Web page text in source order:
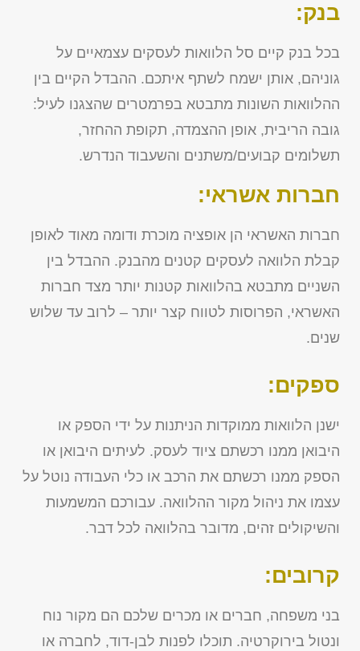
בנק:
בכל בנק קיים סל הלוואות לעסקים עצמאיים על
גוניהם, אותן ישמח לשתף איתכם. ההבדל הקיים בין
ההלוואות השונות מתבטא בפרמטרים שהצגנו לעיל:
גובה הריבית, אופן ההצמדה, תקופת ההחזר,
תשלומים קבועים/משתנים והשעבוד הנדרש.
חברות אשראי:
חברות האשראי הן אופציה מוכרת ודומה מאוד לאופן
קבלת הלוואה לעסקים קטנים מהבנק. ההבדל בין
השניים מתבטא בהלוואות קטנות יותר מצד חברות
האשראי, הפרוסות לטווח קצר יותר – לרוב עד שלוש
שנים.
ספקים:
ישנן הלוואות ממוקדות הניתנות על ידי הספק או
היבואן ממנו רכשתם ציוד לעסק. לעיתים היבואן או
הספק ממנו רכשתם את הרכב או כלי העבודה נוטל על
עצמו את ניהול מקור ההלוואה. עבורכם המשמעות
והשיקולים זהים, מדובר בהלוואה לכל דבר.
קרובים:
בני משפחה, חברים או מכרים שלכם הם מקור נוח
ונטול בירוקרטיה. תוכלו לפנות לבן-דוד, לחברה או